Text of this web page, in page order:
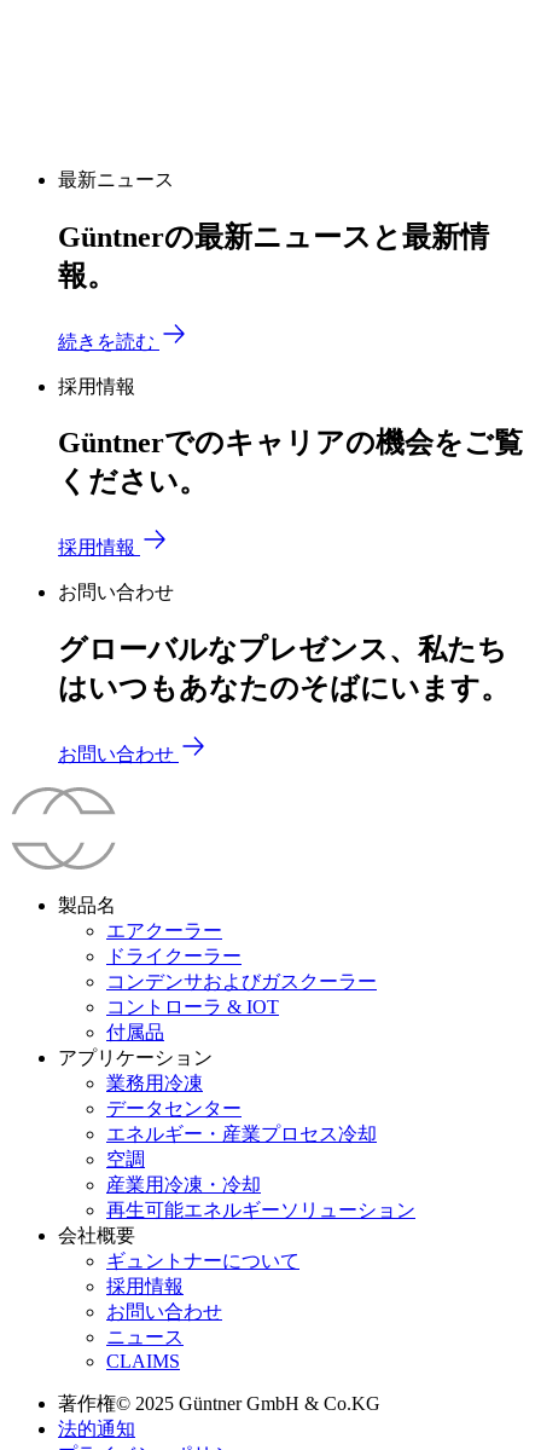
最新ニュース
Güntnerの最新ニュースと最新情
報。
続きを読む
採用情報
Güntnerでのキャリアの機会をご覧
ください。
採用情報
お問い合わせ
グローバルなプレゼンス、私たち
はいつもあなたのそばにいます。
お問い合わせ
製品名
エアクーラー
ドライクーラー
コンデンサおよびガスクーラー
コントローラ & IOT
付属品
アプリケーション
業務用冷凍
データセンター
エネルギー・産業プロセス冷却
空調
産業用冷凍・冷却
再生可能エネルギーソリューション
会社概要
ギュントナーについて
採用情報
お問い合わせ
ニュース
CLAIMS
著作権© 2025 Güntner GmbH & Co.KG
法的通知